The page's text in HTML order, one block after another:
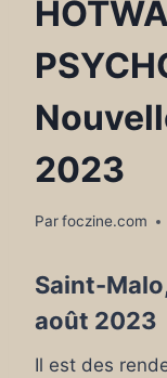
2023
Parfoczine.com
Saint-
août 2023
Il est des